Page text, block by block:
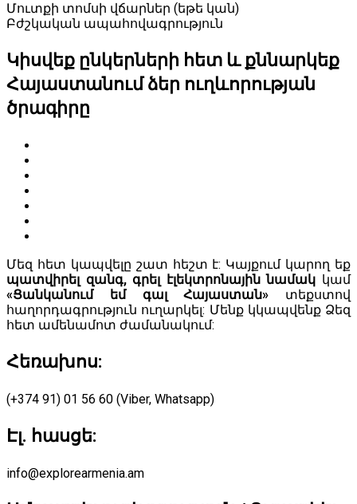
Մուտքի տոմսի վճարներ (եթե կան)
Բժշկական ապահովագրություն
Կիսվեք ընկերների հետ և քննարկեք
Հայաստանում ձեր ուղևորության
ծրագիրը
Մեզ հետ կապվելը շատ հեշտ է: Կայքում կարող եք
պատվիրել զանգ, գրել էլեկտրոնային նամակ կամ
«Ցանկանում եմ գալ Հայաստան» տեքստով
հաղորդագրություն ուղարկել: Մենք կկապվենք Ձեզ
հետ ամենամոտ ժամանակում:
Հեռախոս:
(+374 91) 01 56 60 (Viber, Whatsapp)
Էլ. հասցե:
info@explorearmenia.am